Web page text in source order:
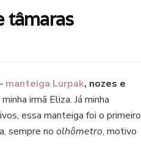
tâmaras
manteiga Lurpak, nozes e
irmã Eliza. Já minha
essa manteiga foi o primeiro
sempre no olhômetro, motivo